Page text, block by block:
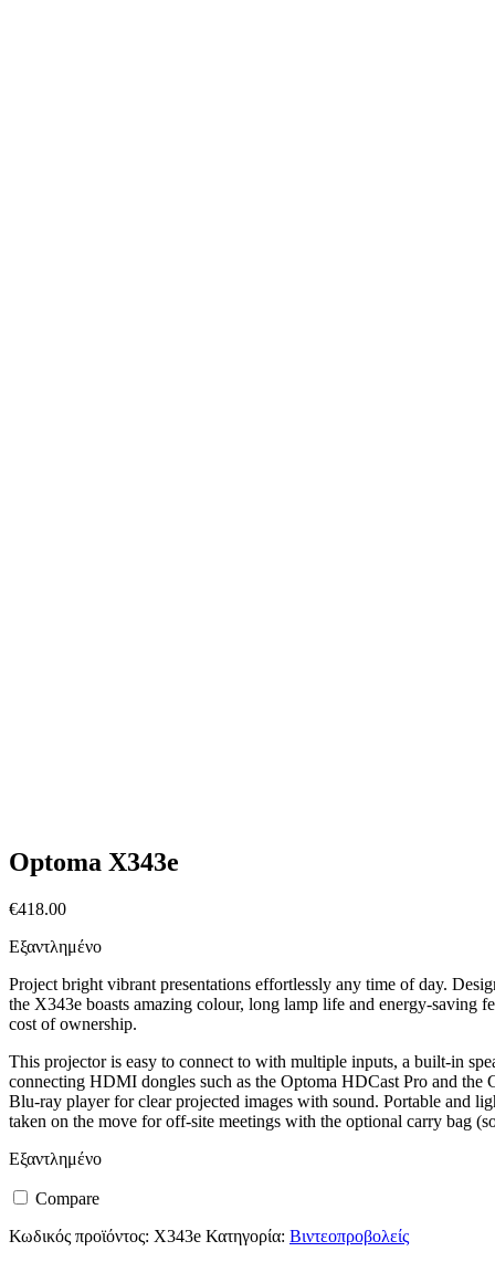
Optoma X343e
€418.00
Εξαντλημένο
Project bright vibrant presentations effortlessly any time of day.
the X343e boasts amazing colour, long lamp life and energy-saving
cost of ownership.
This projector is easy to connect to with multiple inputs, a built-in
connecting HDMI dongles such as the Optoma HDCast Pro and the
Blu-ray player for clear projected images with sound. Portable and
taken on the move for off-site meetings with the optional carry bag
Εξαντλημένο
Compare
Κωδικός προϊόντος: X343e Κατηγορία: Βιντεοπροβολείς